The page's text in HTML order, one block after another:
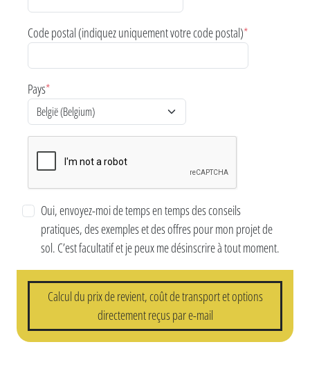
Code postal (indiquez uniquement votre code postal)*
Pays*
Oui, envoyez-moi de temps en temps des conseils
pratiques, des exemples et des offres pour mon projet de
sol. C’est facultatif et je peux me désinscrire à tout moment.
Calcul du prix de revient, coût de transport et options
directement reçus par e-mail